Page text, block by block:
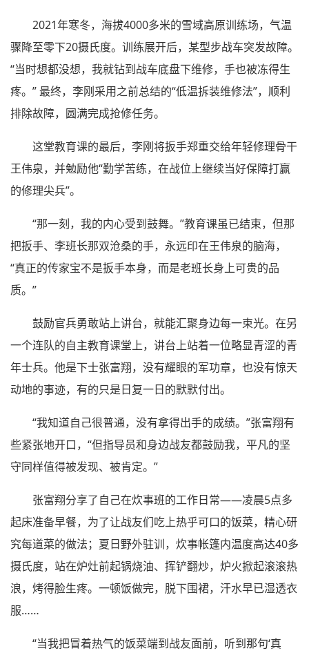
2021年寒冬，海拔4000多米的雪域高原训练场，气温
骤降至零下20摄氏度。训练展开后，某型步战车突发故障。
“当时想都没想，我就钻到战车底盘下维修，手也被冻得生
疼。” 最终，李刚采用之前总结的“低温拆装维修法”，顺利
排除故障，圆满完成抢修任务。
这堂教育课的最后，李刚将扳手郑重交给年轻修理骨干
王伟泉，并勉励他“勤学苦练，在战位上继续当好保障打赢
的修理尖兵”。
“那一刻，我的内心受到鼓舞。”教育课虽已结束，但那
把扳手、李班长那双沧桑的手，永远印在王伟泉的脑海，
“真正的传家宝不是扳手本身，而是老班长身上可贵的品
质。”
鼓励官兵勇敢站上讲台，就能汇聚身边每一束光。在另
一个连队的自主教育课堂上，讲台上站着一位略显青涩的青
年士兵。他是下士张富翔，没有耀眼的军功章，也没有惊天
动地的事迹，有的只是日复一日的默默付出。
“我知道自己很普通，没有拿得出手的成绩。”张富翔有
些紧张地开口，“但指导员和身边战友都鼓励我，平凡的坚
守同样值得被发现、被肯定。”
张富翔分享了自己在炊事班的工作日常——凌晨5点多
起床准备早餐，为了让战友们吃上热乎可口的饭菜，精心研
究每道菜的做法；夏日野外驻训，炊事帐篷内温度高达40多
摄氏度，站在炉灶前起锅烧油、挥铲翻炒，炉火掀起滚滚热
浪，烤得脸生疼。一顿饭做完，脱下围裙，汗水早已湿透衣
服……
“当我把冒着热气的饭菜端到战友面前，听到那句‘真